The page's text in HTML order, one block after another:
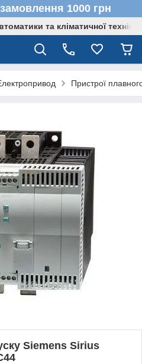
1000 грн
та кліматичної техніки
Пристрої
Siemens Sirius